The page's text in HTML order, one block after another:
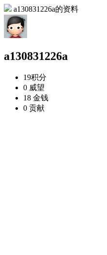
a130831226a的资料
a130831226a
19积分
0 威望
18 金钱
0 贡献